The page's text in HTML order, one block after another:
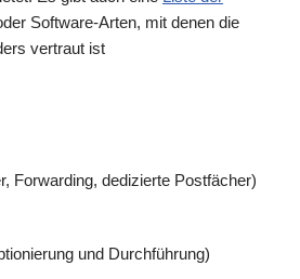
Software-Arten, mit denen die
vertraut ist
Forwarding, dedizierte Postfächer)
und Durchführung)